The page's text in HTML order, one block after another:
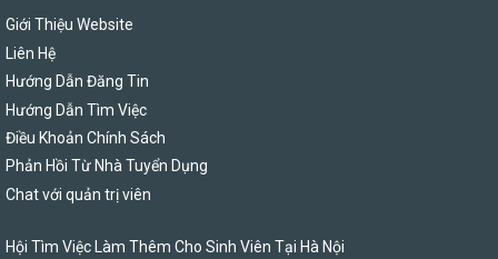
Giới Thiệu Website
Liên Hệ
Hướng Dẫn Đăng Tin
Hướng Dẫn Tìm Việc
Điều Khoản Chính Sách
Phản Hồi Từ Nhà Tuyển Dụng
Chat với quản trị viên
Hội Tìm Việc Làm Thêm Cho Sinh Viên Tại Hà Nội